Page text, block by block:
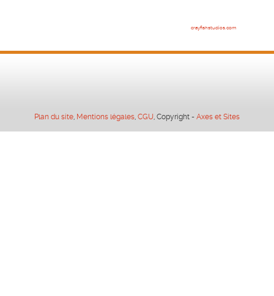
crayfishstudios.com
Plan du site, Mentions légales, CGU, Copyright - Axes et Sites